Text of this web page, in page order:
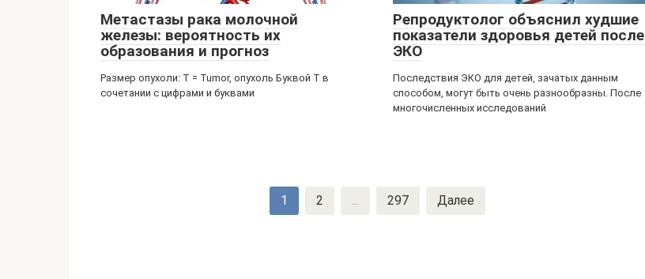
Метастазы рака молочной
железы: вероятность их
образования и прогноз
Размер опухоли: T = Tumor, опухоль Буквой Т в
сочетании с цифрами и буквами
Репродуктолог объяснил худшие
показатели здоровья детей после
ЭКО
Последствия ЭКО для детей, зачатых данным
способом, могут быть очень разнообразны. После
многочисленных исследований
1 2 ... 297 Далее